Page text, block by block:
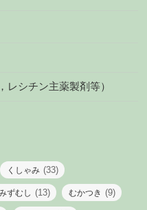
レシチン主薬製剤等）
くしゃみ (33)
ずむし (13) むかつき (9)